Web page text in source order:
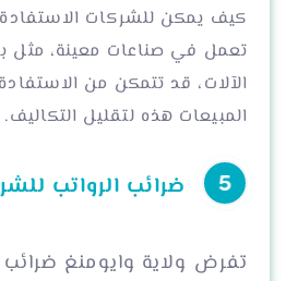
كيف يمكن للشركات
تعمل في صناعات معينة، مثل
الآلات، قد تتمكن من
المبيعات هذه لتقليل التكاليف.
ضرائب الرواتب
تفرض ولاية وايومنغ ضرائب